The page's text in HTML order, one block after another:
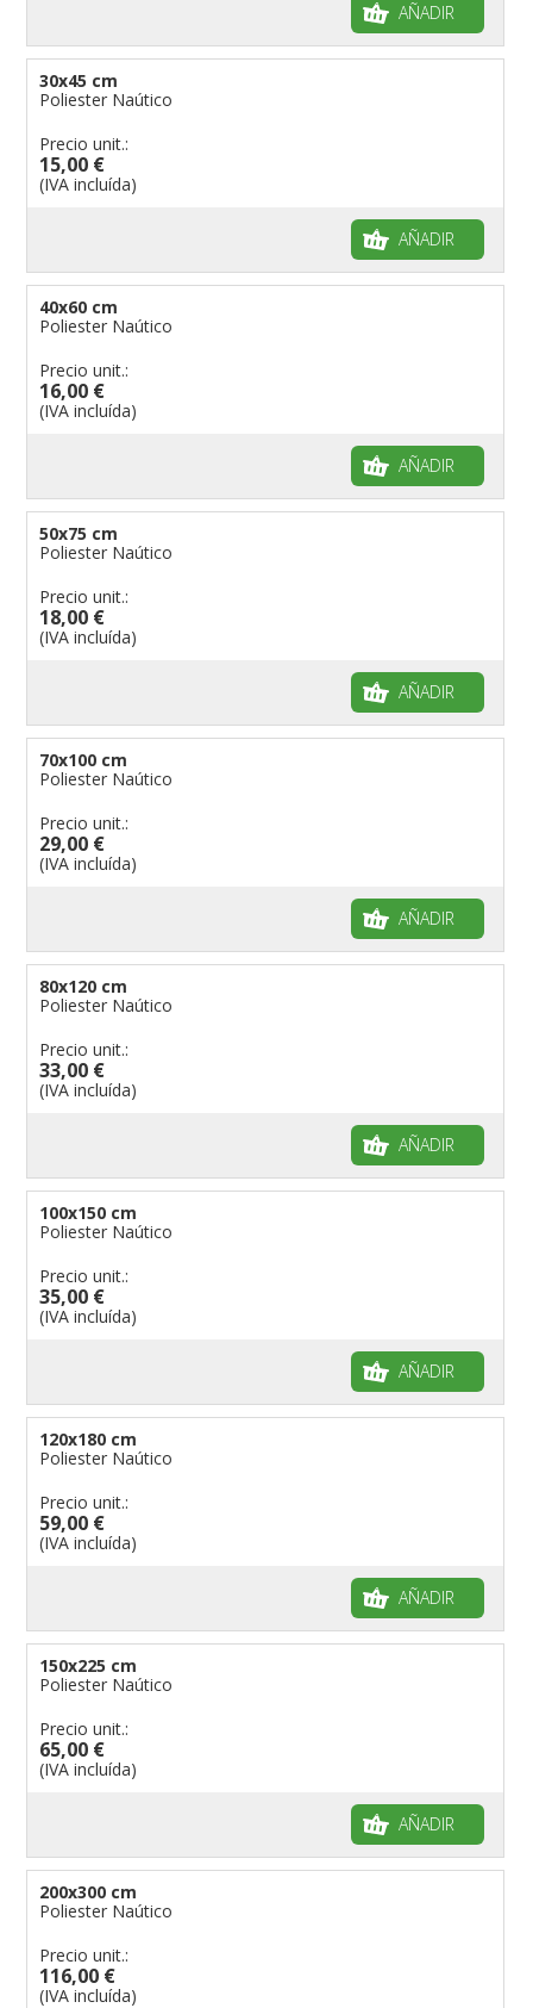
AÑADIR
30x45 cm
Poliester Naútico
Precio unit.:
15,00 €
(IVA incluída)
AÑADIR
40x60 cm
Poliester Naútico
Precio unit.:
16,00 €
(IVA incluída)
AÑADIR
50x75 cm
Poliester Naútico
Precio unit.:
18,00 €
(IVA incluída)
AÑADIR
70x100 cm
Poliester Naútico
Precio unit.:
29,00 €
(IVA incluída)
AÑADIR
80x120 cm
Poliester Naútico
Precio unit.:
33,00 €
(IVA incluída)
AÑADIR
100x150 cm
Poliester Naútico
Precio unit.:
35,00 €
(IVA incluída)
AÑADIR
120x180 cm
Poliester Naútico
Precio unit.:
59,00 €
(IVA incluída)
AÑADIR
150x225 cm
Poliester Naútico
Precio unit.:
65,00 €
(IVA incluída)
AÑADIR
200x300 cm
Poliester Naútico
Precio unit.:
116,00 €
(IVA incluída)